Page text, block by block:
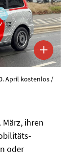
April kostenlos /
ihren
oder